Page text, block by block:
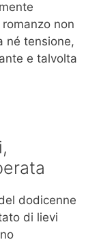
non
né tensione,
e talvolta
dodicenne
di lievi